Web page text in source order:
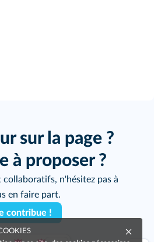
sur la page ?
à proposer ?
collaboratifs, n'hésitez pas à
en faire part.
contribue !